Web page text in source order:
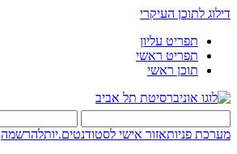
דילוג לתוכן העיקרי
תפריט עליון
תפריט ראשי
תוכן ראשי
מערכת פניותאזור אישי לסטודנטים.יותלהרשמה